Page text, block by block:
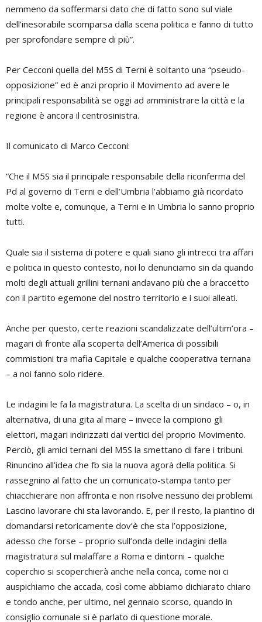
nemmeno da soffermarsi dato che di fatto sono sul viale
dell’inesorabile scomparsa dalla scena politica e fanno di tutto
per sprofondare sempre di più”.
Per Cecconi quella del M5S di Terni è soltanto una “pseudo-
opposizione” ed è anzi proprio il Movimento ad avere le
principali responsabilità se oggi ad amministrare la città e la
regione è ancora il centrosinistra.
Il comunicato di Marco Cecconi:
“Che il M5S sia il principale responsabile della riconferma del
Pd al governo di Terni e dell’Umbria l’abbiamo già ricordato
molte volte e, comunque, a Terni e in Umbria lo sanno proprio
tutti.
Quale sia il sistema di potere e quali siano gli intrecci tra affari
e politica in questo contesto, noi lo denunciamo sin da quando
molti degli attuali grillini ternani andavano più che a braccetto
con il partito egemone del nostro territorio e i suoi alleati.
Anche per questo, certe reazioni scandalizzate dell’ultim’ora –
magari di fronte alla scoperta dell’America di possibili
commistioni tra mafia Capitale e qualche cooperativa ternana
– a noi fanno solo ridere.
Le indagini le fa la magistratura. La scelta di un sindaco – o, in
alternativa, di una gita al mare – invece la compiono gli
elettori, magari indirizzati dai vertici del proprio Movimento.
Perciò, gli amici ternani del M5S la smettano di fare i tribuni.
Rinuncino all’idea che fb sia la nuova agorà della politica. Si
rassegnino al fatto che un comunicato-stampa tanto per
chiacchierare non affronta e non risolve nessuno dei problemi.
Lascino lavorare chi sta lavorando. E, per il resto, la piantino di
domandarsi retoricamente dov’è che sta l’opposizione,
adesso che forse – proprio sull’onda delle indagini della
magistratura sul malaffare a Roma e dintorni – qualche
coperchio si scoperchierà anche nella conca, come noi ci
auspichiamo che accada, così come abbiamo dichiarato chiaro
e tondo anche, per ultimo, nel gennaio scorso, quando in
consiglio comunale si è parlato di questione morale.